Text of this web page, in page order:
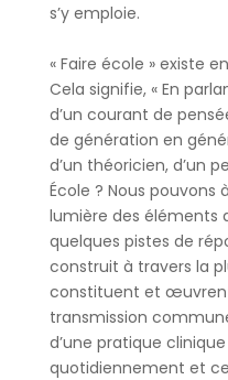
s’y emploie.
« Faire école » existe
Cela signifie, « En
d’un courant de
de génération en
d’un théoricien, d’un
École ? Nous pouvons
lumière des éléments
quelques pistes de
construit à travers la
constituent et
transmission
d’une pratique
quotidiennement et